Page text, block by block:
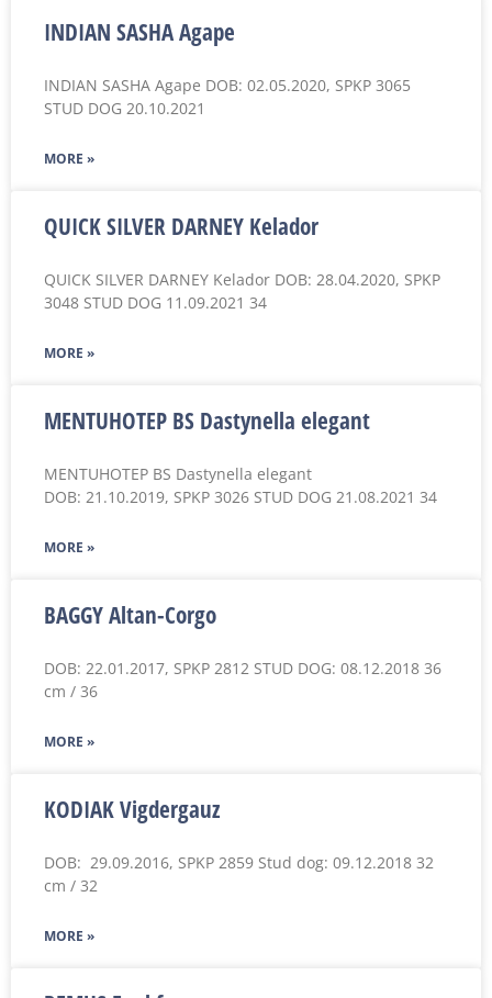
INDIAN SASHA Agape
INDIAN SASHA Agape DOB: 02.05.2020, SPKP 3065
STUD DOG 20.10.2021
MORE »
QUICK SILVER DARNEY Kelador
QUICK SILVER DARNEY Kelador DOB: 28.04.2020, SPKP
3048 STUD DOG 11.09.2021 34
MORE »
MENTUHOTEP BS Dastynella elegant
MENTUHOTEP BS Dastynella elegant
DOB: 21.10.2019, SPKP 3026 STUD DOG 21.08.2021 34
MORE »
BAGGY Altan-Corgo
DOB: 22.01.2017, SPKP 2812 STUD DOG: 08.12.2018 36
cm / 36
MORE »
KODIAK Vigdergauz
DOB: 29.09.2016, SPKP 2859 Stud dog: 09.12.2018 32
cm / 32
MORE »